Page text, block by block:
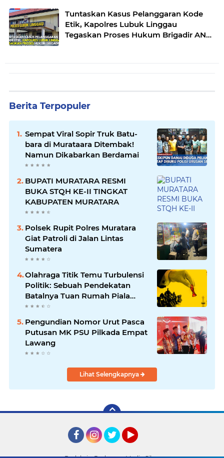
Tuntaskan Kasus Pelanggaran Kode
Etik, Kapolres Lubuk Linggau
Tegaskan Proses Hukum Brigadir AN
Berita Terpopuler
Sempat Viral Sopir Truk Batu-
bara di Murataara Ditembak!
Namun Dikabarkan Berdamai
BUPATI MURATARA RESMI
BUKA STQH KE-II TINGKAT
KABUPATEN MURATARA
Polsek Rupit Polres Muratara
Giat Patroli di Jalan Lintas
Sumatera
Olahraga Titik Temu Turbulensi
Politik: Sebuah Pendekatan
Batalnya Tuan Rumah Piala
Dunia U-20
Pengundian Nomor Urut Pasca
Putusan MK PSU Pilkada Empat
Lawang
Lihat Selengkapnya